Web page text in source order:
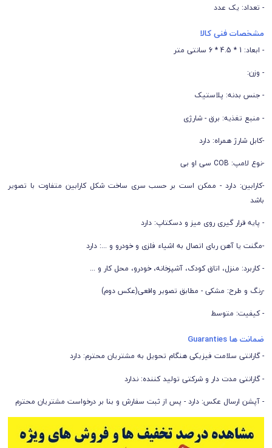
- تعداد: یک عدد
مشخصات فنی کالا
- ابعاد: 1 * 4.5 * 6 سانتی متر
- وزن:
- جنس بدنه: پلاستیک
- منبع تغذیه: برق - شارژی
-کابل شارژ همراه: دارد
-نوع لامپ: COB سی او بی
-کارابین: دارد - ممکن است بر حسب سری ساخت شکل کارابین متفاوت با تصویر
باشد
- پایه قرار گیری روی میز و دسکتاپ: دارد
-مگنت یا آهن ربای اتصال به اشیاء فلزی و خودرو و ...: دارد
- کاربرد: منزل، اتاق کودک، آشپزخانه، خودرو، محل کار و ...
-رنگ و طرح: مشکی - مطابق تصویر واقعی(عکس دوم)
- کیفیت: متوسط
ضمانت ها Guaranties
- گارانتی سلامت فیزیکی هنگام تحویل به مشتریان محترم: دارد
- گارانتی مدت دار و شرکتی تولید کننده: ندارد
- آپشن ارسال عکس: دارد - پس از ثبت سفارش و بنا بر درخواست مشتریان محترم